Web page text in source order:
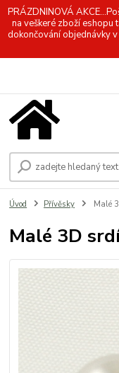
PRÁZDNINOVÁ
na veškeré zboží eshopu
dokončování objednávky
Úvod Přívěsky Malé
Malé 3D